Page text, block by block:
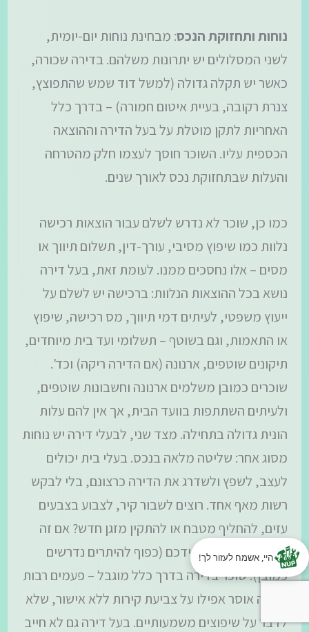
נוחות ותחזוקת הנכס: מבחינת נוחות יום-יומית,
לשני המסלולים יש יתרונות משלהם. בדירה שכורה,
כאשר יש תקלה גדולה (למשל דוד שמש שהתפוצץ,
צנרת רקובה, בעיית איטום חמורה) – בדרך כלל
האחריות לתקן מוטלת על בעל הדירה וההוצאה
הכספית עליו. השוכר חוסך לעצמו חלק מהטרחה
והעלות שבתחזוקת נכס לאורך שנים.
כמו כן, שוכר לא נדרש לשלם עבור הוצאות רכישה
נלוות כמו שיפוץ מסיבי, עורך-דין, תשלום תיווך או
מסים – אלו נחסכים ממנו. לעומת זאת, בעל דירה
נושא בכל ההוצאות הנלוות: ברכישה יש לשלם על
ייעוץ משפטי, לעיתים דמי תיווך, מס רכישה, שיפוץ
או התאמות, וגם בשוטף – תשלומי ועד בית מיוחדים,
תיקונים שוטפים, ארנונה (אם הדירה ריקה) וכד'.
שוכרים כמובן משלמים ארנונה וחשבונות שוטפים,
ולעיתים השתתפות בוועד הבית, אך אין להם עלות
הונית גדולה בתחילה. מצד שני, לבעלי דירה יש נוחות
מסוג אחר: שליטה מלאה בנכס. בעלי בית יכולים
לעצב, לשפץ ולשדרג את הדירה כרצונם, בלי לבקש
רשות מאף אחד. רוצים לשבור קיר, לצבוע בצבעים
עזים, להחליף מטבח או להתקין מזגן חדש? אם זה
ביתכם, ההחלטה בידכם (כפוף להיתרים נדרשים
כמובן). שוכר בדירה בדרך כלל מוגבל – פעמים רבות
החוזה אוסר אפילו על צביעת קירות ללא אישור, שלא
לדבר על שיפוצים משמעותיים. בעל דירה גם לא חייב
היי, אשמח לעזור לך!